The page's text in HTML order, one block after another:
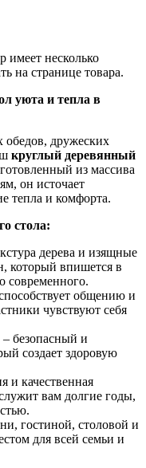
имеет несколько
на странице товара.
уюта и тепла в
обедов, дружеских
круглый деревянный
из массива
он источает
тепла и комфорта.
стола:
дерева и изящные
который впишется в
современного.
общению и
чувствуют себя
– безопасный и
создает здоровую
и качественная
вам долгие годы,
гостиной, столовой и
для всей семьи и